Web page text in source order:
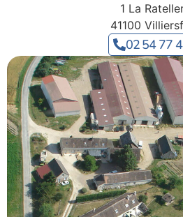
1 La
41100
02 54 77